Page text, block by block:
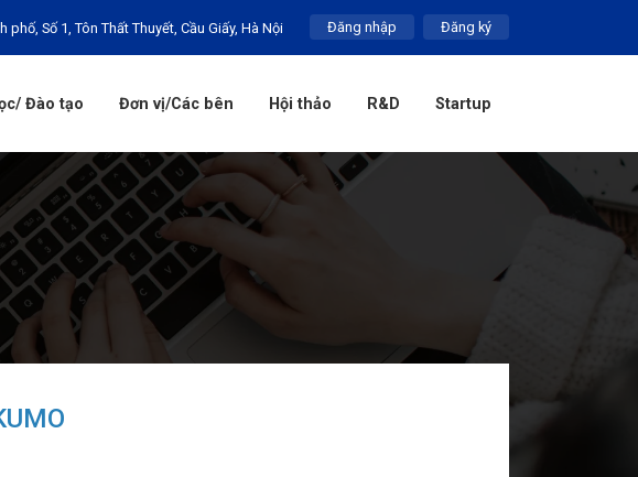
Số 1, Tôn Thất Thuyết, Cầu Giấy, Hà Nội Đăng nhập Đăng ký
Đào tạo Đơn vị/Các bên Hội thảo R&D Startup